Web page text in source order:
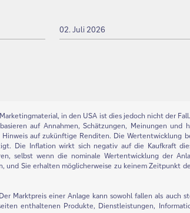
02. Juli 2026
in den USA ist dies jedoch nicht der
auf Annahmen, Schätzungen, Meinungen und
auf zukünftige Renditen. Die Wertentwicklung
Die Inflation wirkt sich negativ auf die Kaufkraft
selbst wenn die nominale Wertentwicklung der
und Sie erhalten möglicherweise zu keinem Zeitpunkt
Marktpreis einer Anlage kann sowohl fallen als auch
enthaltenen Produkte, Dienstleistungen,